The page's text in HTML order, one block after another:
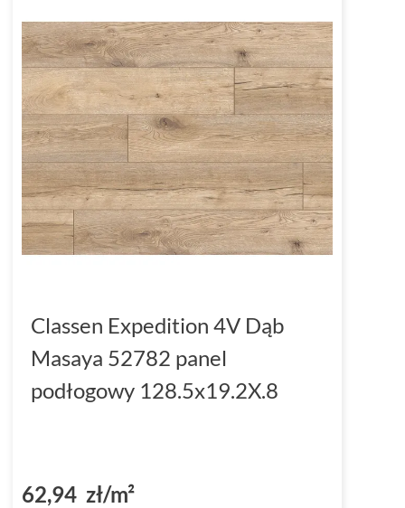
Classen Expedition 4V Dąb
Masaya 52782 panel
podłogowy 128.5x19.2X.8
62,94 zł/m²